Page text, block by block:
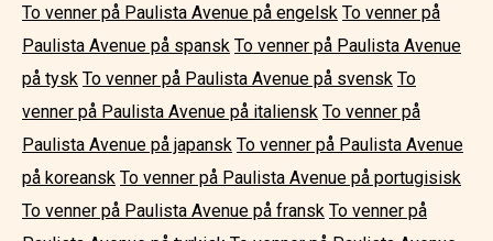
To venner på Paulista Avenue på engelsk To venner på
Paulista Avenue på spansk To venner på Paulista Avenue
på tysk To venner på Paulista Avenue på svensk To
venner på Paulista Avenue på italiensk To venner på
Paulista Avenue på japansk To venner på Paulista Avenue
på koreansk To venner på Paulista Avenue på portugisisk
To venner på Paulista Avenue på fransk To venner på